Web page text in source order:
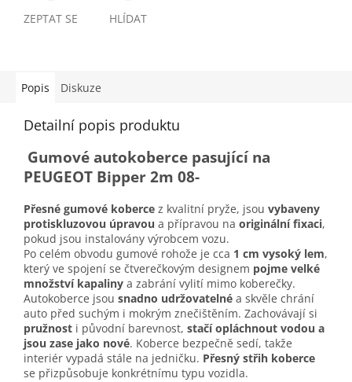
ZEPTAT SE HLÍDAT
Popis Diskuze
Detailní popis produktu
Gumové autokoberce pasující na
PEUGEOT Bipper 2m 08-
Přesné gumové koberce z kvalitní pryže, jsou vybaveny
protiskluzovou úpravou a přípravou na originální fixaci,
pokud jsou instalovány výrobcem vozu.
Po celém obvodu gumové rohože je cca 1 cm vysoký lem,
který ve spojení se čtverečkovým designem pojme velké
množství kapaliny a zabrání vylití mimo koberečky.
Autokoberce jsou snadno udržovatelné a skvěle chrání
auto před suchým i mokrým znečištěním. Zachovávají si
pružnost i původní barevnost, stačí opláchnout vodou a
jsou zase jako nové. Koberce bezpečně sedí, takže
interiér vypadá stále na jedničku. Přesný střih koberce
se přizpůsobuje konkrétnímu typu vozidla.